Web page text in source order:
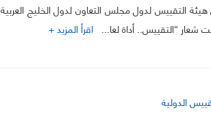
التقييس لدول مجلس التعاون لدول الخليج العربية
اقرأ المزيد +
الدولية